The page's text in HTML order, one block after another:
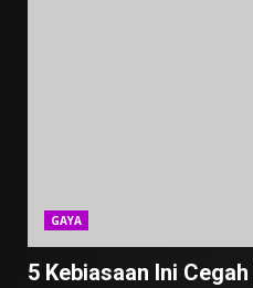
GAYA
5 Kebiasaan Ini